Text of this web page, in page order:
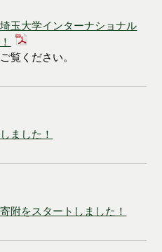
玉大学インターナショナル
覧ください。
ました！
附をスタートしました！